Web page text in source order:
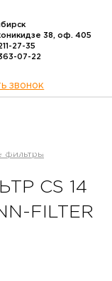
38, оф. 405
27-35
07-22
Заказать звонок
фильтры
CS 14
FILTER